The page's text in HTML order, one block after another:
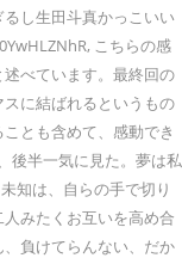
し生田斗真かっこいい
こちらの感
べています。最終回の
に結ばれるというもの
とも含めて、感動でき
後半一気に見た。夢は私
知は、自らの手で切り
みたくお互いを高め合
負けてらんない、だか